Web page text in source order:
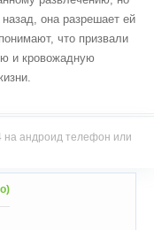
она разрешает ей
что призвали
и кровожадную
на андроид телефон или